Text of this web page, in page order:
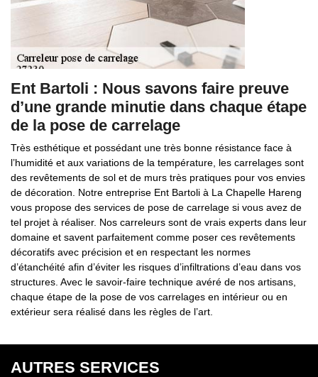
Ent Bartoli : Nous savons faire preuve
d’une grande minutie dans chaque étape
de la pose de carrelage
Très esthétique et possédant une très bonne résistance face à
l’humidité et aux variations de la température, les carrelages sont
des revêtements de sol et de murs très pratiques pour vos envies
de décoration. Notre entreprise Ent Bartoli à La Chapelle Hareng
vous propose des services de pose de carrelage si vous avez de
tel projet à réaliser. Nos carreleurs sont de vrais experts dans leur
domaine et savent parfaitement comme poser ces revêtements
décoratifs avec précision et en respectant les normes
d’étanchéité afin d’éviter les risques d’infiltrations d’eau dans vos
structures. Avec le savoir-faire technique avéré de nos artisans,
chaque étape de la pose de vos carrelages en intérieur ou en
extérieur sera réalisé dans les règles de l’art.
AUTRES SERVICES